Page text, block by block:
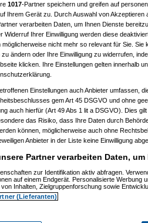
10:52:44)
11:01:21)
11:27:44)
14:15:42)
14:17:28)
am 15.01.2007, 12:42:30)
10:55:38)
11:02:48)
11:17:13)
11:30:04)
11:35:10)
08:06:40)
08:19:08)
resetam 15.01.2007, 13:35:59)
(resetam 16.01.2007, 09:21:51)
(Flipam 16.01.2007, 21:40:15)
15.01.2007, 16:49:41)
am 15.01.2007, 17:34:16)
(Flipam 15.01.2007, 21:31:36)
1017-Partner speichern und greifen auf
Ihrem Gerät zu. Durch Auswahl von
verarbeiten Daten, um Ihnen Dienste
Widerruf Ihrer Einwilligung werden diese
möglicherweise nicht mehr so relevant für Sie.
zu ändern oder Ihre Einwilligung zu widerrufen,
klicken. Ihre Einstellungen gelten innerhalb
Einstellungen auch Anbieter umfassen,
gem Art 45 DSGVO und ohne
auch hierfür (Art 49 Abs 1 lit a DSGVO). Dies
das Risiko, dass Ihre Daten durch
können, möglicherweise auch ohne
Anbieter in der Liste keine Einwilligung
Partner verarbeiten Daten,
zur Identifikation aktiv abfragen.
auf einem Endgerät. Personalisierte Werbung
Inhalten, Zielgruppenforschung sowie
(Lieferanten)